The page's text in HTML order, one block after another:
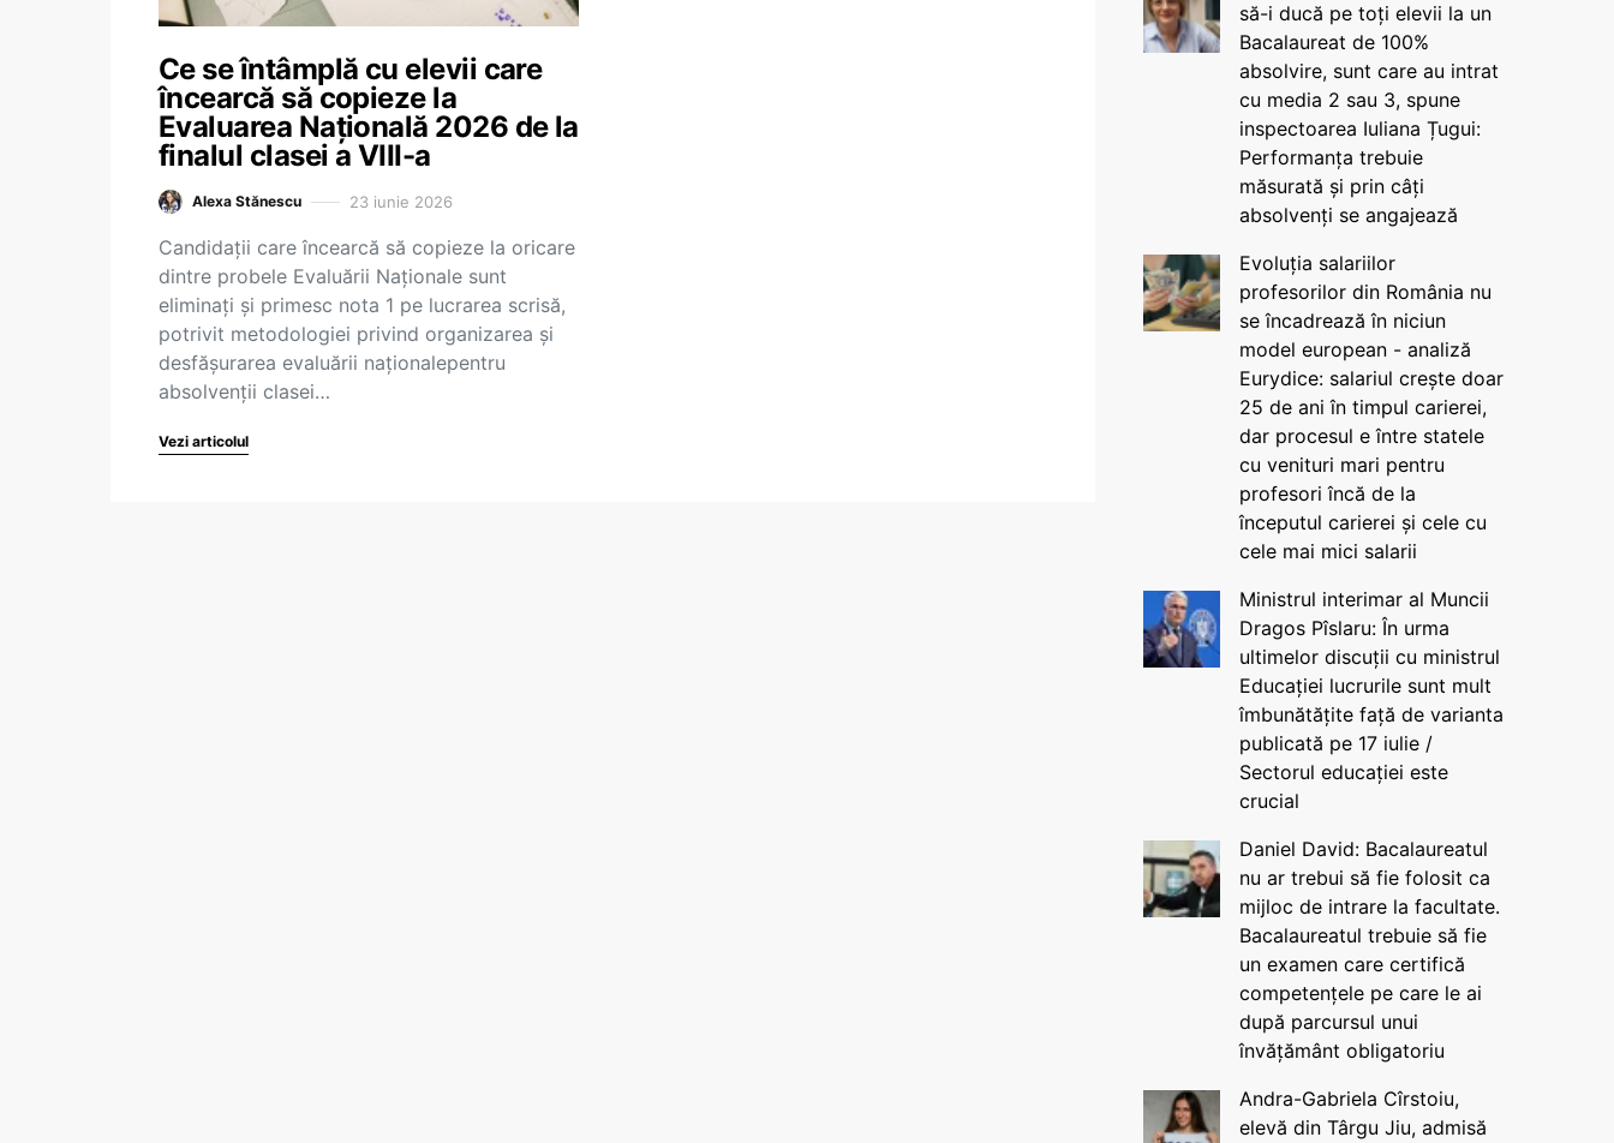
Ce se întâmplă cu elevii care
încearcă să copieze la
Evaluarea Națională 2026 de la
finalul clasei a VIII-a
Alexa Stănescu 23 iunie 2026
Candidații care încearcă să copieze la oricare
dintre probele Evaluării Naționale sunt
eliminați și primesc nota 1 pe lucrarea scrisă,
potrivit metodologiei privind organizarea și
desfășurarea evaluării naționalepentru
absolvenții clasei…
Vezi articolul
să-i ducă pe toți elevii la un
Bacalaureat de 100%
absolvire, sunt care au intrat
cu media 2 sau 3, spune
inspectoarea Iuliana Țugui:
Performanța trebuie
măsurată și prin câți
absolvenți se angajează
Evoluția salariilor
profesorilor din România nu
se încadrează în niciun
model european - analiză
Eurydice: salariul crește doar
25 de ani în timpul carierei,
dar procesul e între statele
cu venituri mari pentru
profesori încă de la
începutul carierei și cele cu
cele mai mici salarii
Ministrul interimar al Muncii
Dragos Pîslaru: În urma
ultimelor discuții cu ministrul
Educației lucrurile sunt mult
îmbunătățite față de varianta
publicată pe 17 iulie /
Sectorul educației este
crucial
Daniel David: Bacalaureatul
nu ar trebui să fie folosit ca
mijloc de intrare la facultate.
Bacalaureatul trebuie să fie
un examen care certifică
competențele pe care le ai
după parcursul unui
învățământ obligatoriu
Andra-Gabriela Cîrstoiu,
elevă din Târgu Jiu, admisă